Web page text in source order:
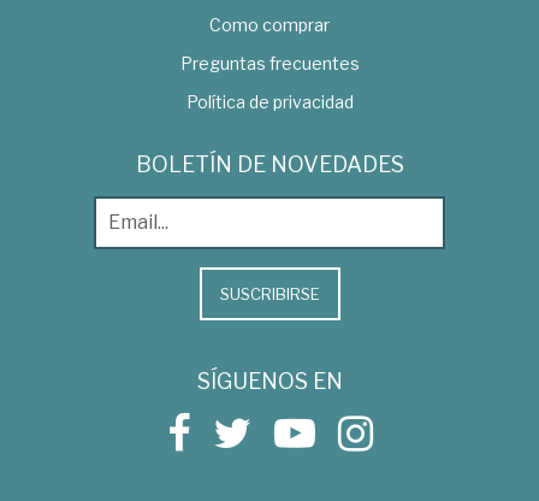
Como comprar
Preguntas frecuentes
Política de privacidad
BOLETÍN DE NOVEDADES
SUSCRIBIRSE
SÍGUENOS EN